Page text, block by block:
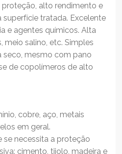
alto rendimento e
superfície tratada. Excelente
e agentes químicos. Alta
meio salino, etc. Simples
seco, mesmo com pano
de copolímeros de alto
cobre, aço, metais
em geral.
se necessita a proteção
cimento, tijolo, madeira e